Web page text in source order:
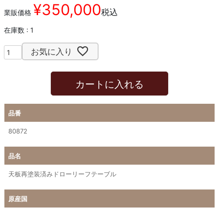
業販価格 ¥350,000税込
在庫数 1
お気に入り
カートに入れる
品番
80872
品名
天板再塗装済みドローリーフテーブル
原産国